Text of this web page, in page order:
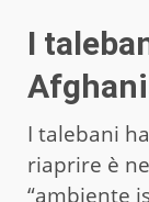
I
I talebani
riaprire è
“ambiente